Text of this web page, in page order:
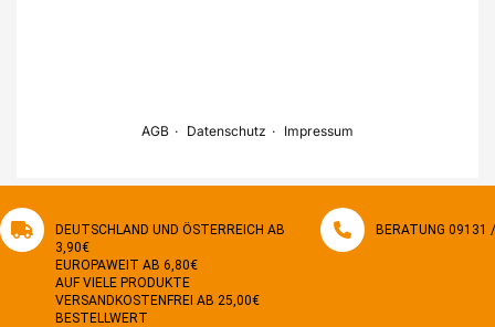
DEUTSCHLAND UND ÖSTERREICH AB
3,90€
EUROPAWEIT AB 6,80€
AUF VIELE PRODUKTE
VERSANDKOSTENFREI AB 25,00€
BESTELLWERT
BERATUNG 09131